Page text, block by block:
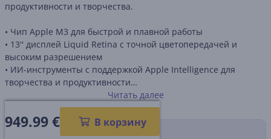
продуктивности и творчества.
• Чип Apple M3 для быстрой и плавной работы
• 13'' дисплей Liquid Retina с точной цветопередачей и
высоким разрешением
• ИИ-инструменты с поддержкой Apple Intelligence для
творчества и продуктивности
• Фронтальная камера 12 МП Center Stage и
широкоугольная основная камера 12 МП для 4K-видео
• Поддержка Wi-Fi 6E и 5G для быстрого подключения
Читать далее
949.99€ В корзину
Способы доставки